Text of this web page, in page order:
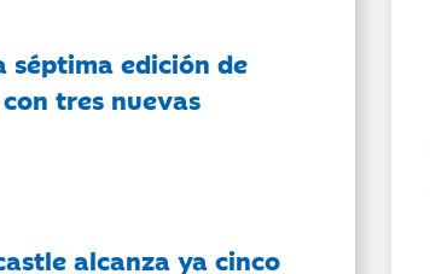
séptima edición de
tres nuevas
alcanza ya cinco